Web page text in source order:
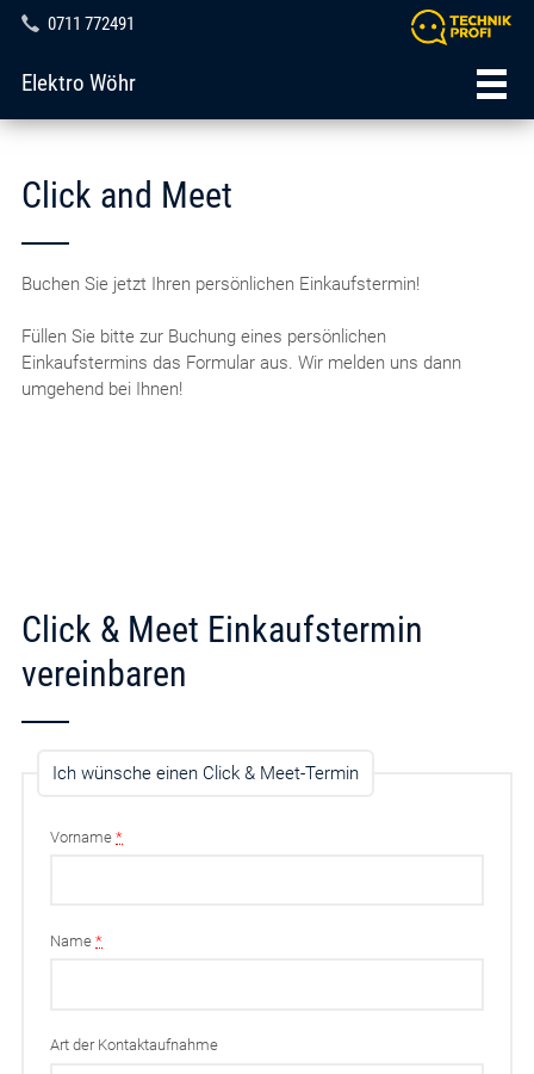
0711 772491
Elektro Wöhr
Click and Meet
Buchen Sie jetzt Ihren persönlichen Einkaufstermin!
Füllen Sie bitte zur Buchung eines persönlichen
Einkaufstermins das Formular aus. Wir melden uns dann
umgehend bei Ihnen!
Click & Meet Einkaufstermin
vereinbaren
Ich wünsche einen Click & Meet-Termin
Vorname*
Name*
Art der Kontaktaufnahme